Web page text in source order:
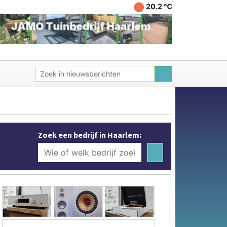
20.2 ℃
Zoek een bedrijf in Haarlem: